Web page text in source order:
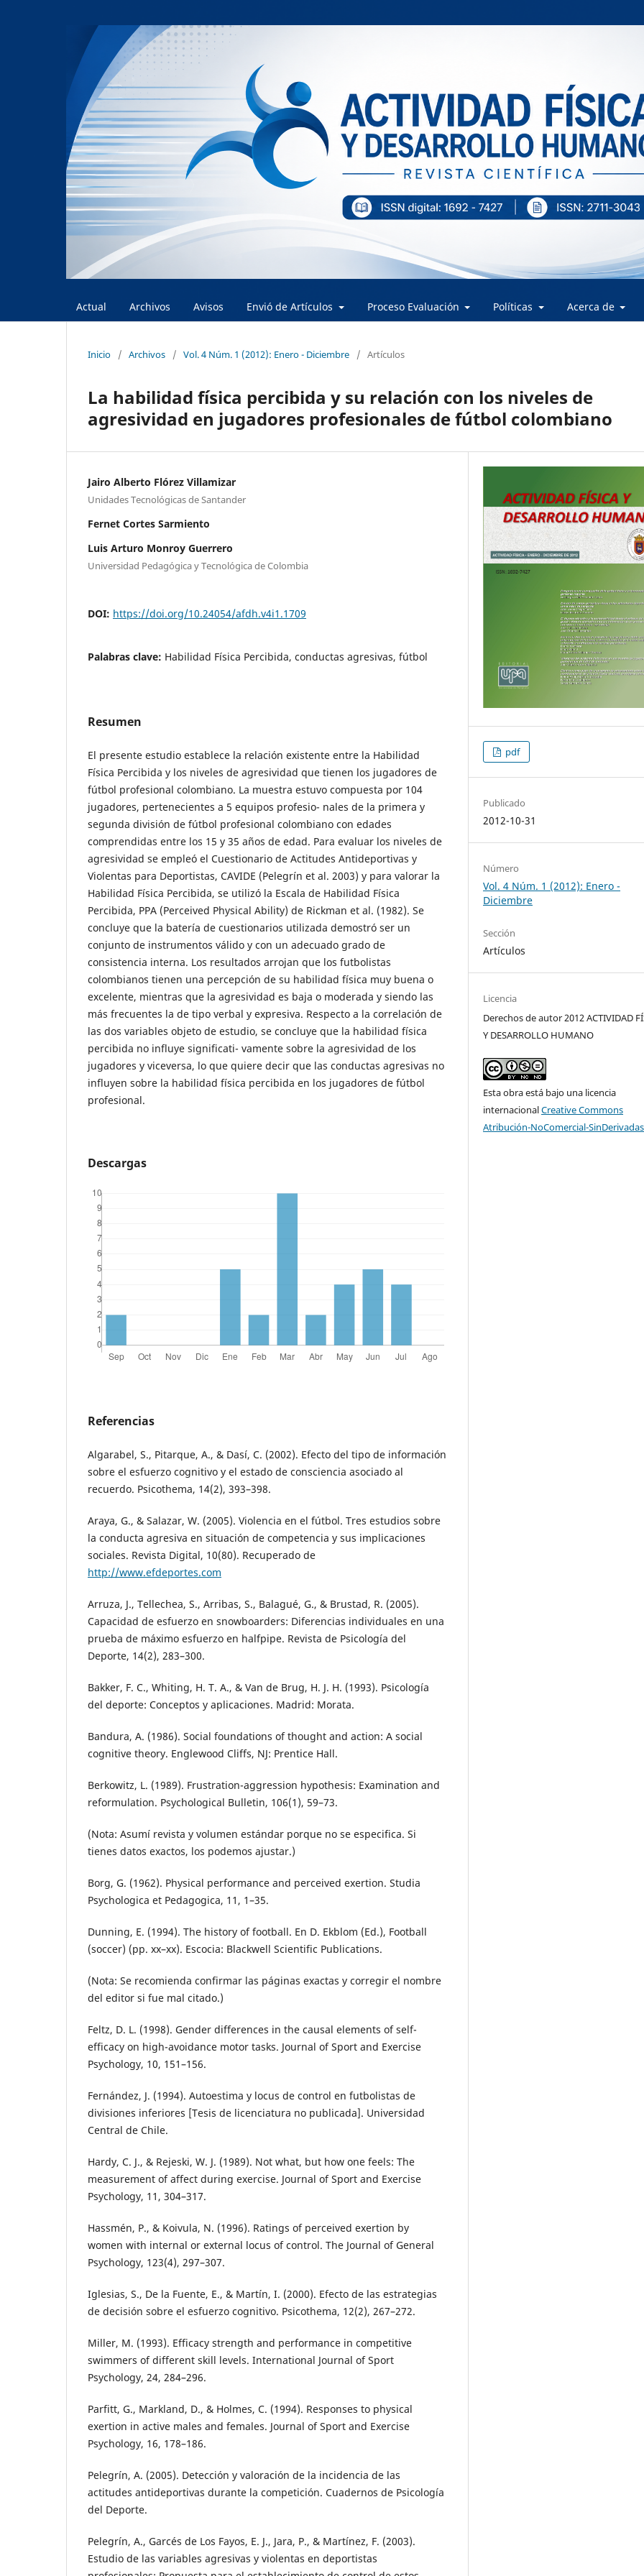
Actual Archivos Avisos Envió de Artículos Proceso Evaluación Políticas Acerca de
Inicio / Archivos / Vol. 4 Núm. 1 (2012): Enero - Diciembre / Artículos
La habilidad física percibida y su relación con los niveles de
agresividad en jugadores profesionales de fútbol colombiano
Jairo Alberto Flórez Villamizar
Unidades Tecnológicas de Santander
Fernet Cortes Sarmiento
Luis Arturo Monroy Guerrero
Universidad Pedagógica y Tecnológica de Colombia
DOI: https://doi.org/10.24054/afdh.v4i1.1709
Palabras clave: Habilidad Física Percibida, conductas agresivas, fútbol
Resumen
El presente estudio establece la relación existente entre la Habilidad
Física Percibida y los niveles de agresividad que tienen los jugadores de
fútbol profesional colombiano. La muestra estuvo compuesta por 104
jugadores, pertenecientes a 5 equipos profesio- nales de la primera y
segunda división de fútbol profesional colombiano con edades
comprendidas entre los 15 y 35 años de edad. Para evaluar los niveles de
agresividad se empleó el Cuestionario de Actitudes Antideportivas y
Violentas para Deportistas, CAVIDE (Pelegrín et al. 2003) y para valorar la
Habilidad Física Percibida, se utilizó la Escala de Habilidad Física
Percibida, PPA (Perceived Physical Ability) de Rickman et al. (1982). Se
concluye que la batería de cuestionarios utilizada demostró ser un
conjunto de instrumentos válido y con un adecuado grado de
consistencia interna. Los resultados arrojan que los futbolistas
colombianos tienen una percepción de su habilidad física muy buena o
excelente, mientras que la agresividad es baja o moderada y siendo las
más frecuentes la de tipo verbal y expresiva. Respecto a la correlación de
las dos variables objeto de estudio, se concluye que la habilidad física
percibida no influye significati- vamente sobre la agresividad de los
jugadores y viceversa, lo que quiere decir que las conductas agresivas no
influyen sobre la habilidad física percibida en los jugadores de fútbol
profesional.
Descargas
Referencias
Algarabel, S., Pitarque, A., & Dasí, C. (2002). Efecto del tipo de información
sobre el esfuerzo cognitivo y el estado de consciencia asociado al
recuerdo. Psicothema, 14(2), 393–398.
Araya, G., & Salazar, W. (2005). Violencia en el fútbol. Tres estudios sobre
la conducta agresiva en situación de competencia y sus implicaciones
sociales. Revista Digital, 10(80). Recuperado de
http://www.efdeportes.com
Arruza, J., Tellechea, S., Arribas, S., Balagué, G., & Brustad, R. (2005).
Capacidad de esfuerzo en snowboarders: Diferencias individuales en una
prueba de máximo esfuerzo en halfpipe. Revista de Psicología del
Deporte, 14(2), 283–300.
Bakker, F. C., Whiting, H. T. A., & Van de Brug, H. J. H. (1993). Psicología
del deporte: Conceptos y aplicaciones. Madrid: Morata.
Bandura, A. (1986). Social foundations of thought and action: A social
cognitive theory. Englewood Cliffs, NJ: Prentice Hall.
Berkowitz, L. (1989). Frustration-aggression hypothesis: Examination and
reformulation. Psychological Bulletin, 106(1), 59–73.
(Nota: Asumí revista y volumen estándar porque no se especifica. Si
tienes datos exactos, los podemos ajustar.)
Borg, G. (1962). Physical performance and perceived exertion. Studia
Psychologica et Pedagogica, 11, 1–35.
Dunning, E. (1994). The history of football. En D. Ekblom (Ed.), Football
(soccer) (pp. xx–xx). Escocia: Blackwell Scientific Publications.
(Nota: Se recomienda confirmar las páginas exactas y corregir el nombre
del editor si fue mal citado.)
Feltz, D. L. (1998). Gender differences in the causal elements of self-
efficacy on high-avoidance motor tasks. Journal of Sport and Exercise
Psychology, 10, 151–156.
Fernández, J. (1994). Autoestima y locus de control en futbolistas de
divisiones inferiores [Tesis de licenciatura no publicada]. Universidad
Central de Chile.
Hardy, C. J., & Rejeski, W. J. (1989). Not what, but how one feels: The
measurement of affect during exercise. Journal of Sport and Exercise
Psychology, 11, 304–317.
Hassmén, P., & Koivula, N. (1996). Ratings of perceived exertion by
women with internal or external locus of control. The Journal of General
Psychology, 123(4), 297–307.
Iglesias, S., De la Fuente, E., & Martín, I. (2000). Efecto de las estrategias
de decisión sobre el esfuerzo cognitivo. Psicothema, 12(2), 267–272.
Miller, M. (1993). Efficacy strength and performance in competitive
swimmers of different skill levels. International Journal of Sport
Psychology, 24, 284–296.
Parfitt, G., Markland, D., & Holmes, C. (1994). Responses to physical
exertion in active males and females. Journal of Sport and Exercise
Psychology, 16, 178–186.
Pelegrín, A. (2005). Detección y valoración de la incidencia de las
actitudes antideportivas durante la competición. Cuadernos de Psicología
del Deporte.
Pelegrín, A., Garcés de Los Fayos, E. J., Jara, P., & Martínez, F. (2003).
Estudio de las variables agresivas y violentas en deportistas
pdf
Publicado
2012-10-31
Número
Vol. 4 Núm. 1 (2012): Enero -
Diciembre
Sección
Artículos
Licencia
Derechos de autor 2012 ACTIVIDAD
Y DESARROLLO HUMANO
Esta obra está bajo una licencia
internacionalCreative Commons
Atribución-NoComercial-